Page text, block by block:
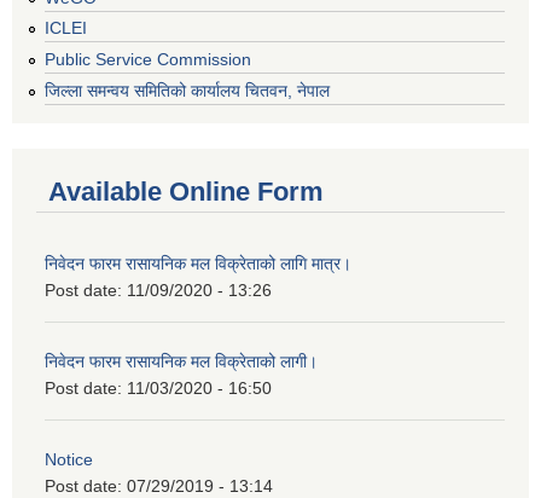
ICLEI
Public Service Commission
जिल्ला समन्वय समितिको कार्यालय चितवन, नेपाल
Available Online Form
निवेदन फारम रासायनिक मल विक्रेताको लागि मात्र।
Post date: 11/09/2020 - 13:26
निवेदन फारम रासायनिक मल विक्रेताको लागी।
Post date: 11/03/2020 - 16:50
Notice
Post date: 07/29/2019 - 13:14